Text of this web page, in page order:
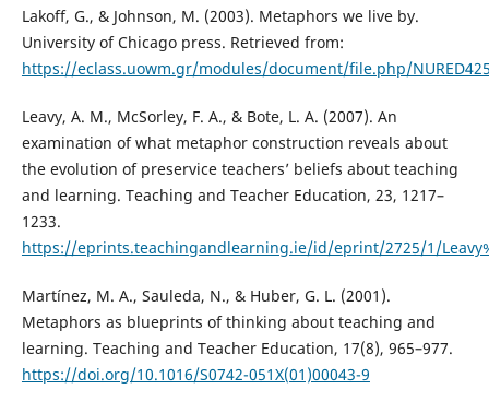
Lakoff, G., & Johnson, M. (2003). Metaphors we live by.
University of Chicago press. Retrieved from:
https://eclass.uowm.gr/modules/document/file.php/
Leavy, A. M., McSorley, F. A., & Bote, L. A. (2007). An
examination of what metaphor construction reveals about
the evolution of preservice teachers’ beliefs about teaching
and learning. Teaching and Teacher Education, 23, 1217–
1233.
https://eprints.teachingandlearning.ie/id/eprint/2725/1/
Martínez, M. A., Sauleda, N., & Huber, G. L. (2001).
Metaphors as blueprints of thinking about teaching and
learning. Teaching and Teacher Education, 17(8), 965–977.
https://doi.org/10.1016/S0742-051X(01)00043-9